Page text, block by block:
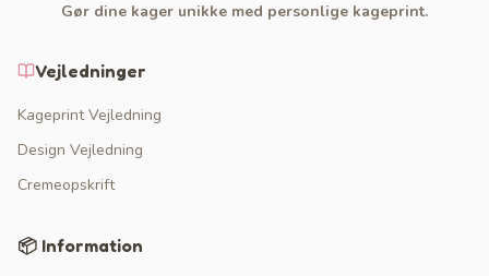
Gør dine kager unikke med personlige kageprint.
Vejledninger
Kageprint Vejledning
Design Vejledning
Cremeopskrift
📦 Information